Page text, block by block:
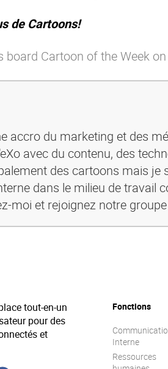
de Cartoons!
board Cartoon of the Week
accro du marketing et des
avec du contenu, des
des cartoons mais
dans le milieu de travail
moi et rejoignez notre
tout-en-un
pour des
et
Fonctions
Interne
Ressources